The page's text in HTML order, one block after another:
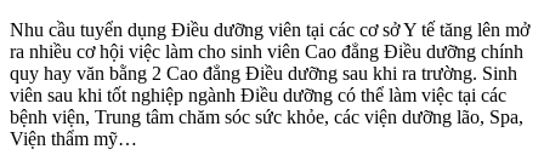
Nhu cầu tuyển dụng Điều dưỡng viên tại các cơ sở Y tế tăng lên mở
ra nhiều cơ hội việc làm cho sinh viên Cao đẳng Điều dưỡng chính
quy hay văn bằng 2 Cao đẳng Điều dưỡng sau khi ra trường. Sinh
viên sau khi tốt nghiệp ngành Điều dưỡng có thể làm việc tại các
bệnh viện, Trung tâm chăm sóc sức khỏe, các viện dưỡng lão, Spa,
Viện thẩm mỹ…